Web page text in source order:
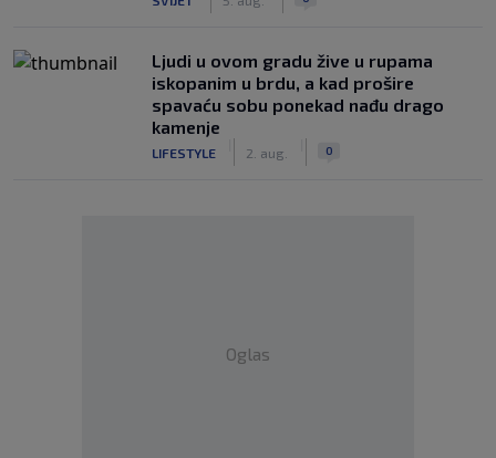
Ljudi u ovom gradu žive u rupama
iskopanim u brdu, a kad prošire
spavaću sobu ponekad nađu drago
kamenje
LIFESTYLE 2. aug. 0
Oglas